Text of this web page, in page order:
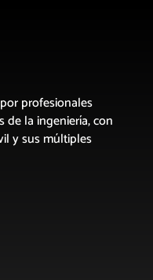
profesionales
de la ingeniería, con
y sus múltiples